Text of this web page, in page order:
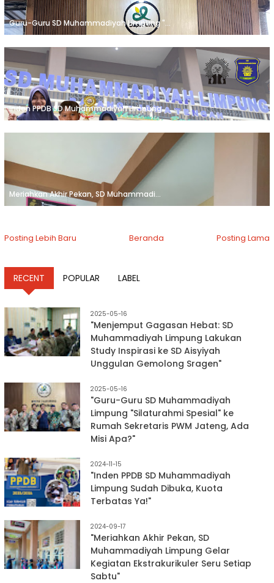
Guru-Guru SD Muhammadiyah Limpung "...
Inden PPDB SD Muhammadiyah Limpung ...
Meriahkan Akhir Pekan, SD Muhammadi...
Posting Lebih Baru Posting Lama
Beranda
RECENT POPULAR LABEL
2025-05-16
"Menjemput Gagasan Hebat: SD
Muhammadiyah Limpung Lakukan
Study Inspirasi ke SD Aisyiyah
Unggulan Gemolong Sragen"
2025-05-16
"Guru-Guru SD Muhammadiyah
Limpung "Silaturahmi Spesial" ke
Rumah Sekretaris PWM Jateng, Ada
Misi Apa?"
2024-11-15
"Inden PPDB SD Muhammadiyah
Limpung Sudah Dibuka, Kuota
Terbatas Ya!"
2024-09-17
"Meriahkan Akhir Pekan, SD
Muhammadiyah Limpung Gelar
Kegiatan Ekstrakurikuler Seru Setiap
Sabtu"